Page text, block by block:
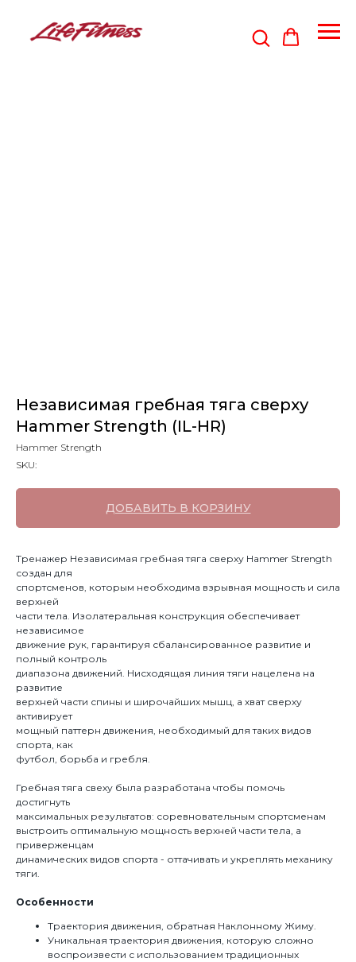
Независимая гребная тяга сверху
Hammer Strength (IL-HR)
Hammer Strength
SKU:
ДОБАВИТЬ В КОРЗИНУ
Тренажер Независимая гребная тяга сверху Hammer Strength
создан для
спортсменов, которым необходима взрывная мощность и сила
верхней
части тела. Изолатеральная конструкция обеспечивает
независимое
движение рук, гарантируя сбалансированное развитие и
полный контроль
диапазона движений. Нисходящая линия тяги нацелена на
развитие
верхней части спины и широчайших мышц, а хват сверху
активирует
мощный паттерн движения, необходимый для таких видов
спорта, как
футбол, борьба и гребля.
Гребная тяга свеху была разработана чтобы помочь
достигнуть
максимальных результатов: соревновательным спортсменам
выстроить оптимальную мощность верхней части тела, а
приверженцам
динамических видов спорта - оттачивать и укреплять механику
тяги.
Особенности
Траектория движения, обратная Наклонному Жиму.
Уникальная траектория движения, которую сложно
воспроизвести с использованием традиционных